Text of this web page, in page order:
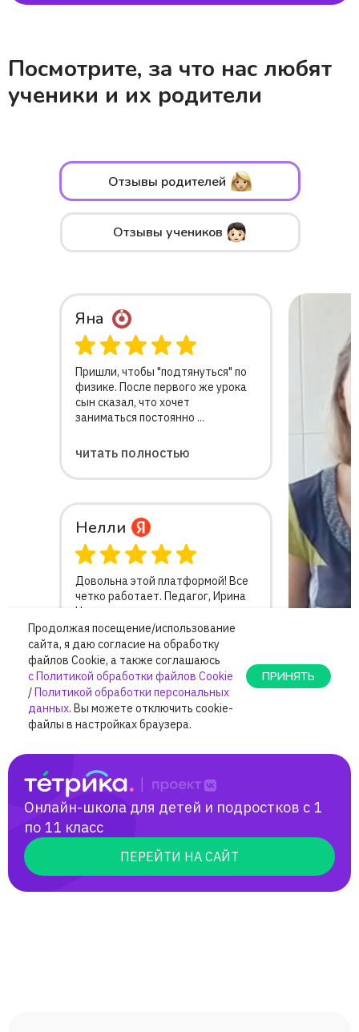
Посмотрите, за что нас любят
ученики и их родители
Онлайн-школа для детей и подростков с 1
по 11 класс
ПЕРЕЙТИ НА САЙТ